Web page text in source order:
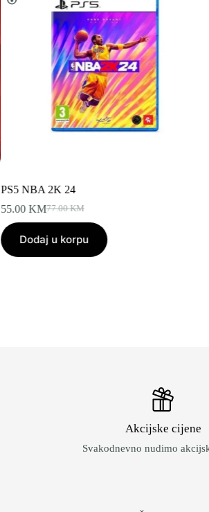
PS5 NBA 2K 24
77.00KM
Original
price
was:
55.00 KMCurrent
price
is:
Dodaj u korpu
Akcijske cijene
Svakodnevno nudimo